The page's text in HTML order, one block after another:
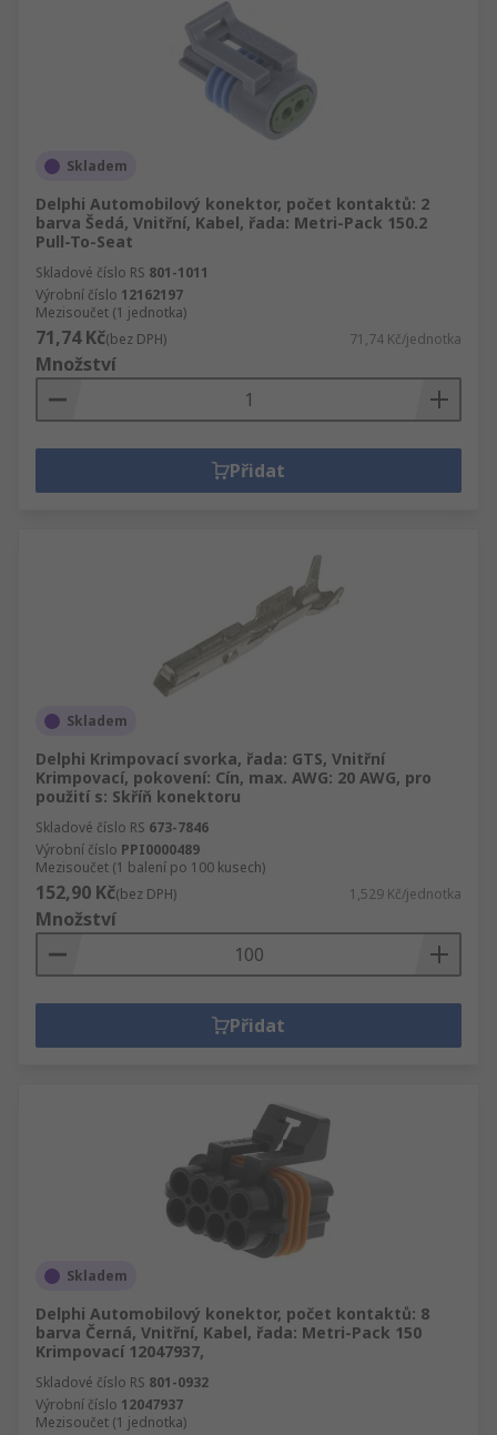
Skladem
Delphi Automobilový konektor, počet kontaktů: 2
barva Šedá, Vnitřní, Kabel, řada: Metri-Pack 150.2
Pull-To-Seat
Skladové číslo RS 801-1011
Výrobní číslo 12162197
Mezisoučet (1 jednotka)
71,74 Kč(bez DPH) 71,74 Kč/jednotka
Množství
Přidat
Skladem
Delphi Krimpovací svorka, řada: GTS, Vnitřní
Krimpovací, pokovení: Cín, max. AWG: 20 AWG, pro
použití s: Skříň konektoru
Skladové číslo RS 673-7846
Výrobní číslo PPI0000489
Mezisoučet (1 balení po 100 kusech)
152,90 Kč(bez DPH) 1,529 Kč/jednotka
Množství
Přidat
Skladem
Delphi Automobilový konektor, počet kontaktů: 8
barva Černá, Vnitřní, Kabel, řada: Metri-Pack 150
Krimpovací 12047937,
Skladové číslo RS 801-0932
Výrobní číslo 12047937
Mezisoučet (1 jednotka)